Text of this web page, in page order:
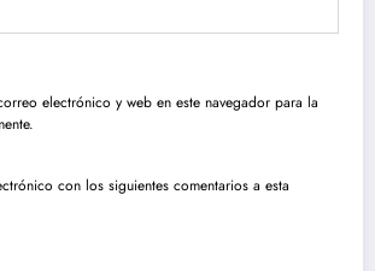
electrónico y web en este navegador para la
con los siguientes comentarios a esta